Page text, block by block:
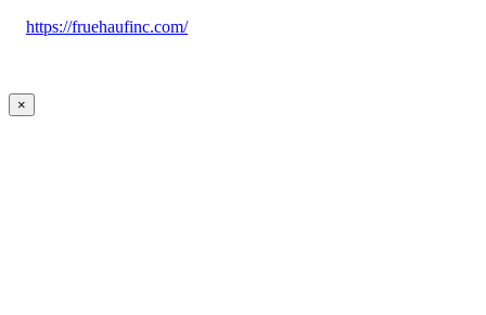
https://fruehaufinc.com/
×